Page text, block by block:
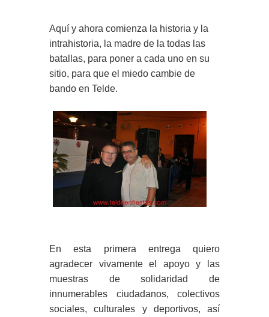
Aquí y ahora comienza la historia y la
intrahistoria, la madre de la todas las
batallas, para poner a cada uno en su
sitio, para que el miedo cambie de
bando en Telde.
En esta primera entrega quiero
agradecer vivamente el apoyo y las
muestras de solidaridad de
innumerables ciudadanos, colectivos
sociales, culturales y deportivos, así